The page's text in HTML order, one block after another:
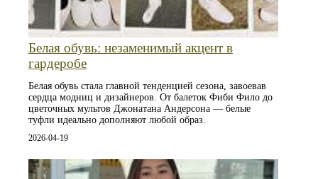
Белая обувь: незаменимый акцент в
гардеробе
Белая обувь стала главной тенденцией сезона, завоевав
сердца модниц и дизайнеров. От балеток Фиби Фило до
цветочных мультов Джонатана Андерсона — белые
туфли идеально дополняют любой образ.
2026-04-19